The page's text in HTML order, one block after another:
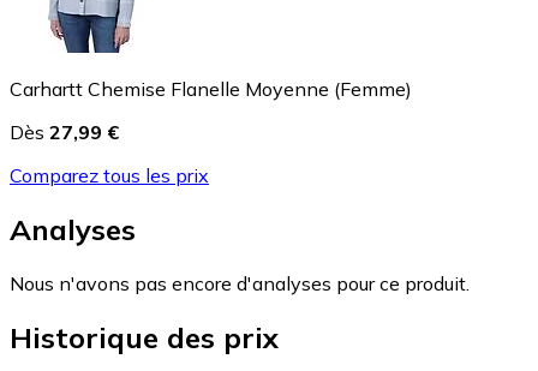
Carhartt Chemise Flanelle Moyenne (Femme)
Dès 27,99 €
Comparez tous les prix
Analyses
Nous n'avons pas encore d'analyses pour ce produit.
Historique des prix